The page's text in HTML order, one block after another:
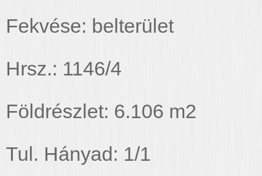
Fekvése: belterület
Hrsz.: 1146/4
Földrészlet: 6.106 m2
Tul. Hányad: 1/1